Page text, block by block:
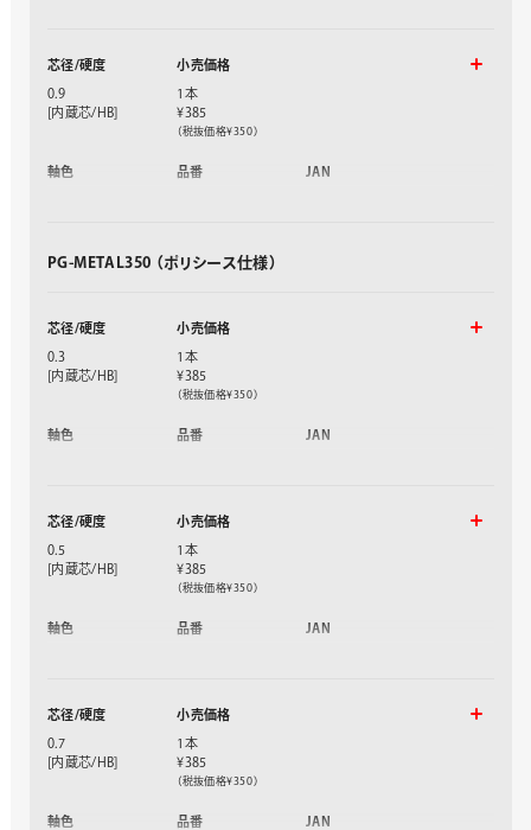
芯径/硬度
0.9
[内蔵芯/HB]
小売価格
1本
¥385
（税抜価格¥350）
軸色 品番 JAN
PG-METAL350 （ポリシース仕様）
芯径/硬度
0.3
[内蔵芯/HB]
小売価格
1本
¥385
（税抜価格¥350）
軸色 品番 JAN
クリアホワイト軸
XPG313-TW
芯径/硬度
0.5
[内蔵芯/HB]
小売価格
1本
¥385
（税抜価格¥350）
軸色 品番 JAN
クリアレッド軸
XPG315-TB
芯径/硬度
0.7
[内蔵芯/HB]
小売価格
1本
¥385
（税抜価格¥350）
軸色 品番 JAN